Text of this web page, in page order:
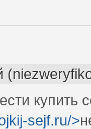
купить
sejf.ru/>